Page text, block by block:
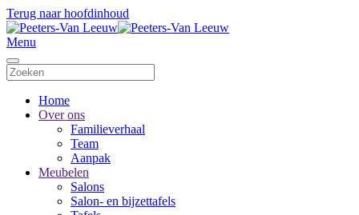
Terug naar hoofdinhoud
Menu
Home
Over ons
Familieverhaal
Team
Aanpak
Meubelen
Salons
Salon- en bijzettafels